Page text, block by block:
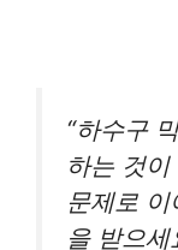
“하수구
하는 것
문제로
을 받으세